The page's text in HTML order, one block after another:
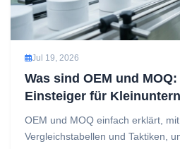
Jul 19, 2026
Was sind OEM und
Einsteiger für
OEM und MOQ einfach erklärt, mit
Vergleichstabellen und Taktiken,